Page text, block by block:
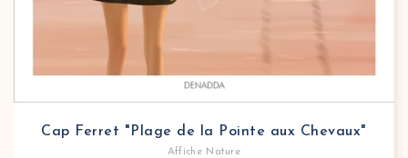
Cap Ferret "Plage de la Pointe aux Chevaux"
Affiche Nature